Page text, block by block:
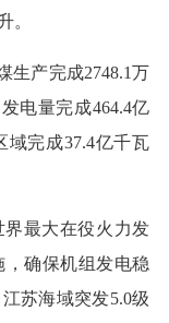
。
生产完成2748.1万
电量完成464.4亿
域完成37.4亿千瓦
最大在役火力发
确保机组发电稳
苏海域突发5.0级